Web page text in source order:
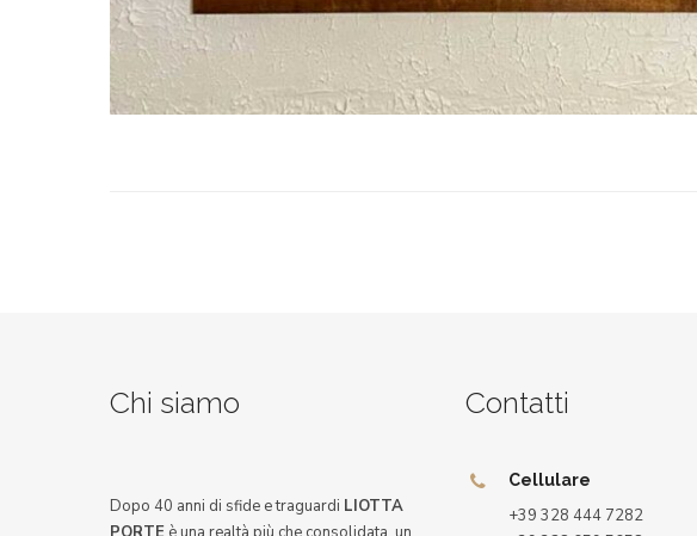
Chi siamo
Dopo 40 anni di sfide e traguardi LIOTTA
Contatti
Cellulare
+39 328 444 7282